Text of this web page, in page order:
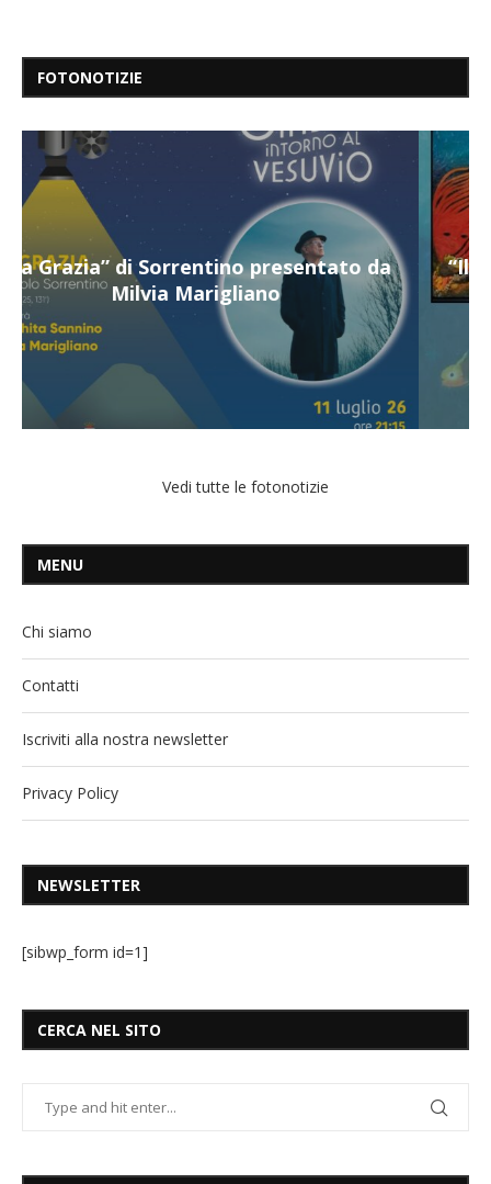
FOTONOTIZIE
“Il respiro del mare”, personale di Terry
Mangiatordi
Vedi tutte le fotonotizie
MENU
Chi siamo
Contatti
Iscriviti alla nostra newsletter
Privacy Policy
NEWSLETTER
[sibwp_form id=1]
CERCA NEL SITO